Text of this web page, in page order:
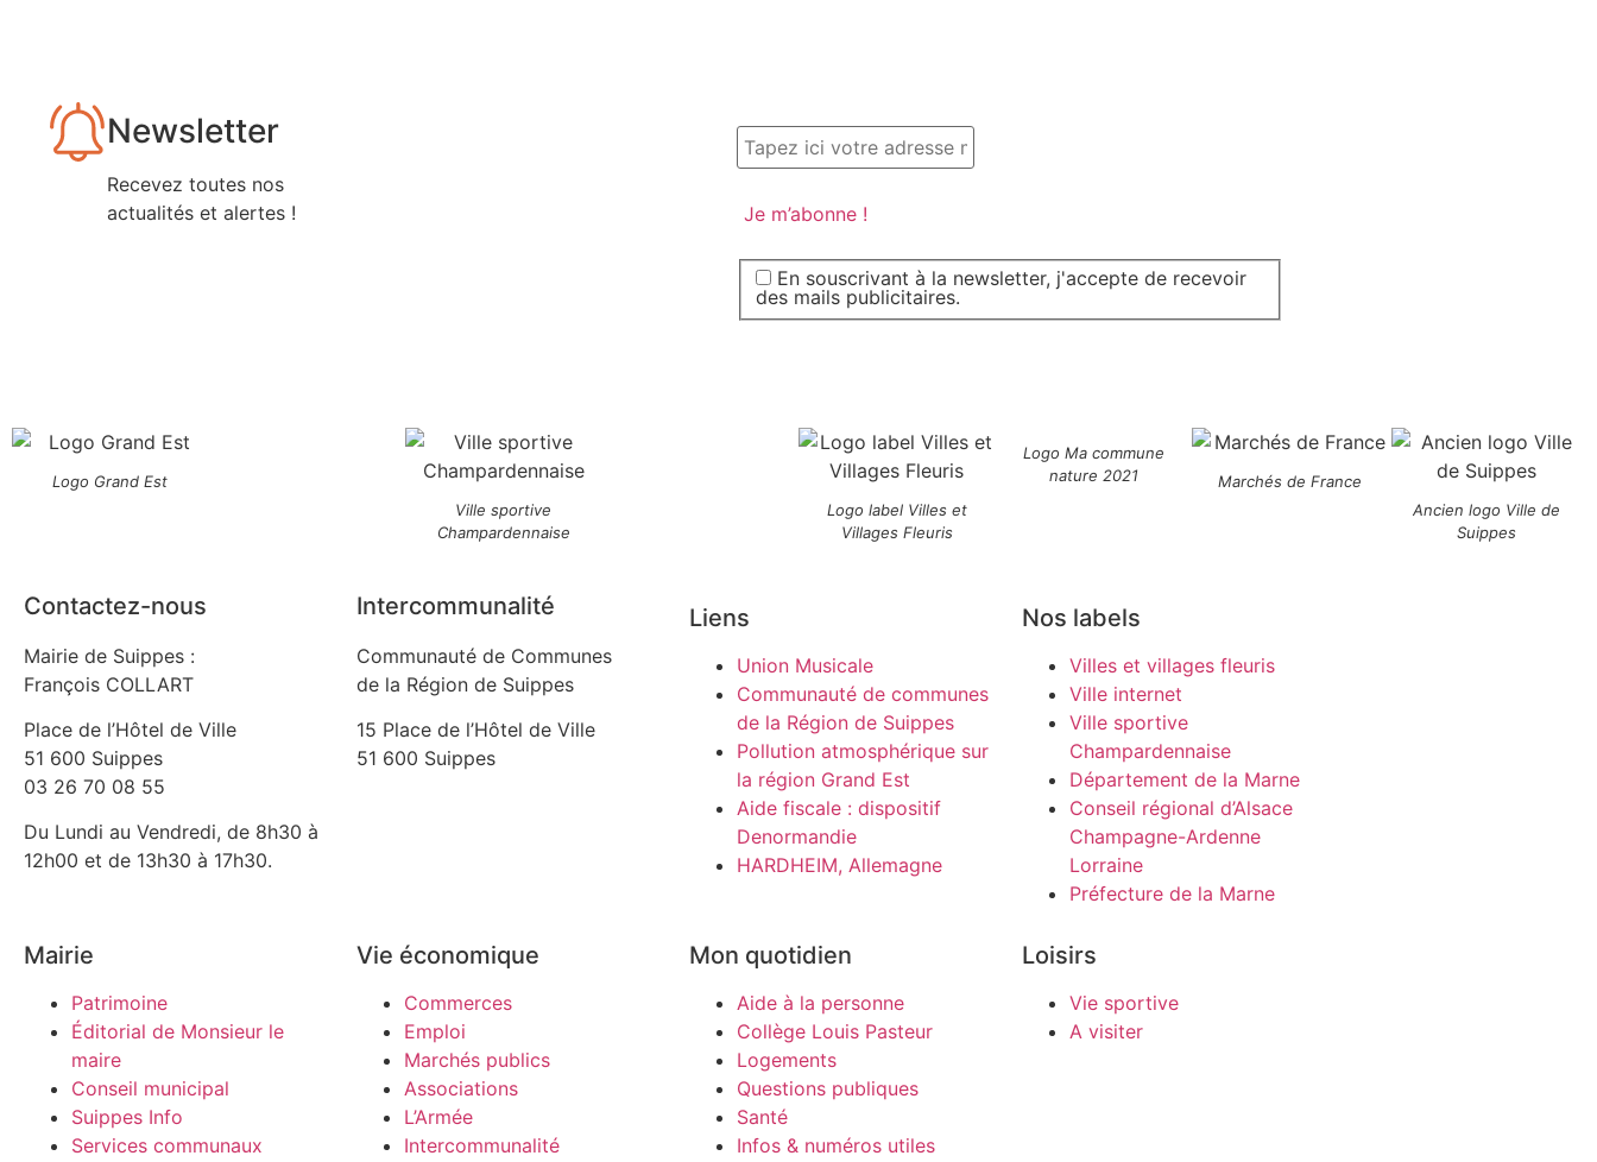
Newsletter
Recevez toutes nos
actualités et alertes !
En souscrivant à la newsletter, j'accepte de recevoir
des mails publicitaires.
Logo Grand Est
Ville sportive
Champardennaise
Logo label Villes et
Villages Fleuris
Logo Ma commune
nature 2021
Marchés de France
Ancien logo Ville de
Suippes
Contactez-nous
Mairie de Suippes :
François COLLART
Place de l’Hôtel de Ville
51 600 Suippes
03 26 70 08 55
Du Lundi au Vendredi, de 8h30 à
12h00 et de 13h30 à 17h30.
Intercommunalité
Communauté de Communes
de la Région de Suippes
15 Place de l’Hôtel de Ville
51 600 Suippes
Liens
Union Musicale
Communauté de communes
de la Région de Suippes
Pollution atmosphérique sur
la région Grand Est
Aide fiscale : dispositif
Denormandie
HARDHEIM, Allemagne
Nos labels
Villes et villages fleuris
Ville internet
Ville sportive
Champardennaise
Département de la Marne
Conseil régional d’Alsace
Champagne-Ardenne
Lorraine
Préfecture de la Marne
Mairie
Patrimoine
Éditorial de Monsieur le
maire
Conseil municipal
Suippes Info
Services communaux
Vie économique
Commerces
Emploi
Marchés publics
Associations
L’Armée
Intercommunalité
Mon quotidien
Aide à la personne
Collège Louis Pasteur
Logements
Questions publiques
Santé
Infos & numéros utiles
Loisirs
Vie sportive
A visiter